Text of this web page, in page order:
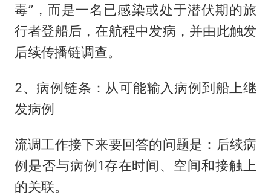
毒”，而是一名已感染或处于潜伏期的旅
行者登船后，在航程中发病，并由此触发
后续传播链调查。
2、病例链条：从可能输入病例到船上继
发病例
流调工作接下来要回答的问题是：后续病
例是否与病例1存在时间、空间和接触上
的关联。